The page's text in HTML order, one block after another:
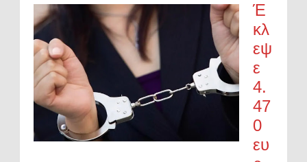
Έ
κλ
εψ
ε
4.
47
0
ευ